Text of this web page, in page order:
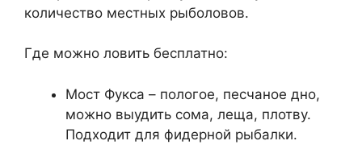
количество местных рыболовов.
Где можно ловить бесплатно:
Мост Фукса – пологое, песчаное дно,
можно выудить сома, леща, плотву.
Подходит для фидерной рыбалки.